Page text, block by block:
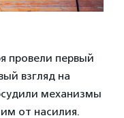
провели первый
взгляд на
механизмы
от насилия.